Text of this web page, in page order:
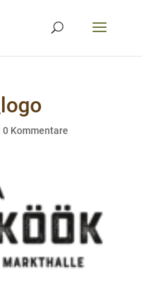
0 Kommentare